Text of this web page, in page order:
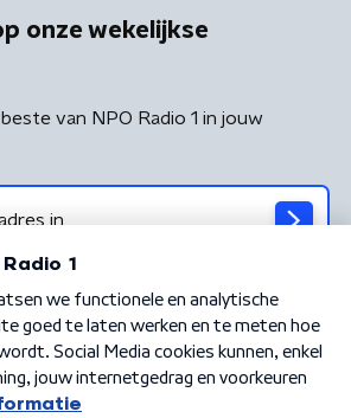
onze wekelijkse
van NPO Radio 1 in jouw